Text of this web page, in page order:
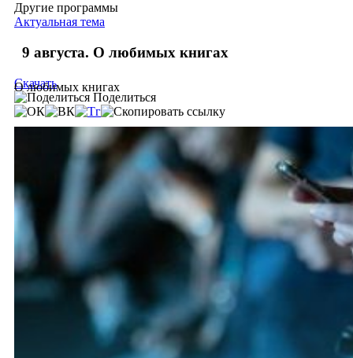
Другие программы
Актуальная тема
9 августа. О любимых книгах
О любимых книгах
Скачать
Поделиться